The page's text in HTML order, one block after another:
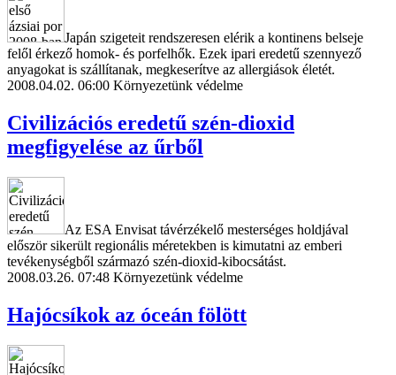
Japán szigeteit rendszeresen elérik a kontinens belseje
felől érkező homok- és porfelhők. Ezek ipari eredetű szennyező
anyagokat is szállítanak, megkeserítve az allergiások életét.
2008.04.02. 06:00 Környezetünk védelme
Civilizációs eredetű szén-dioxid
megfigyelése az űrből
Az ESA Envisat távérzékelő mesterséges holdjával
először sikerült regionális méretekben is kimutatni az emberi
tevékenységből származó szén-dioxid-kibocsátást.
2008.03.26. 07:48 Környezetünk védelme
Hajócsíkok az óceán fölött